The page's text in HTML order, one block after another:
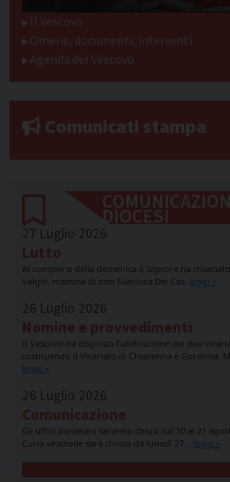
Il Vescovo
Omelie, documenti, interventi
Agenda del Vescovo
Comunicati stampa
DIOCESI
27 Luglio 2026
Lutto
Al compiersi della domenica il Signore ha
Valgoi, mamma di don Gianluca Dei Cas. leggi »
26 Luglio 2026
Nomine e provvedimenti
Il Vescovo ha disposto l’unificazione dei due
costituendo il Vicariato di Chiavenna e Gordona.
leggi »
26 Luglio 2026
Comunicazione
Gli uffici diocesani saranno chiusi dal 10 al 21
Curia vescovile sarà chiusa da lunedì 27… leggi »